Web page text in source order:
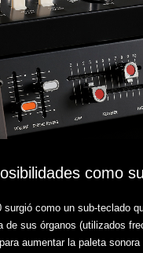
como
surgió como un sub-teclado
de sus órganos (utilizados
aumentar la paleta